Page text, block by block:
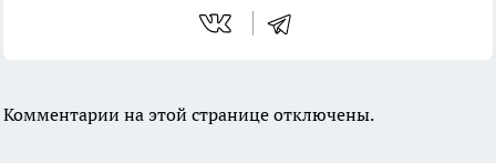
Комментарии на этой странице отключены.